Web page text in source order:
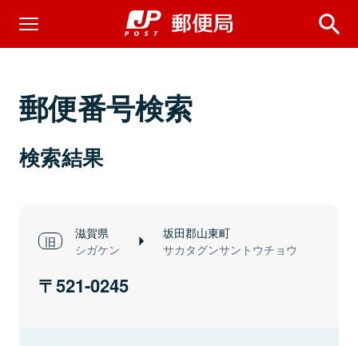
郵便番号検索
検索結果
滋賀県
シガケン
坂田郡山東町
サカタグンサントウチョウ
521-0245